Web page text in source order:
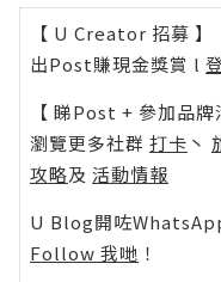
【 U Creator 招募 】
出Post賺現金獎賞 l
【 睇Post + 參加品牌
瀏覽更多社群 打卡 丶
攻略及 活動情報
U Blog開咗
Follow 我哋 ！